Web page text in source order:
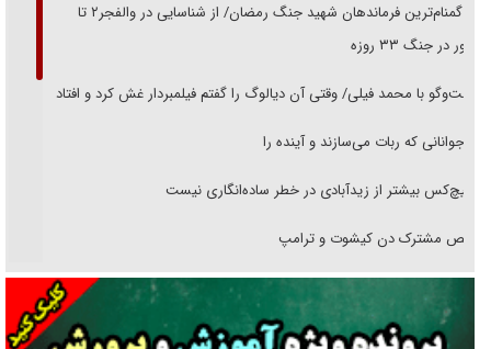
از گمنام‌ترین فرماندهان شهید جنگ رمضان/ از شناسایی در والفجر۲ تا
حضور در جنگ ۳۳ روزه
گفت‌وگو با محمد فیلی/ وقتی آن دیالوگ را گفتم فیلمبردار غش کرد و افتاد
نوجوانانی که ربات می‌سازند و آینده را
هیچ‌کس بیشتر از زیدآبادی در خطر ساده‌انگاری نیست
رقص مشترک دن کیشوت و ترامپ
دنده دولت به واگذاری مسئله‌دار ایران‌خودرو/ خصوصی‌سازی یا انحصار؟
غریزه‌ی بقا و آقای باقی و رفقا